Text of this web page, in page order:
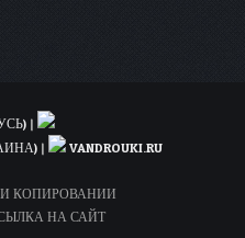
|
|
VANDROUKI.RU
КОПИРОВАНИИ
НА САЙТ